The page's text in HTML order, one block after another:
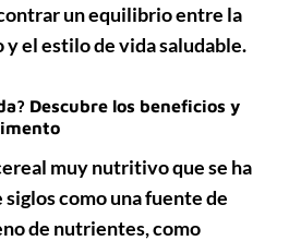
un equilibrio entre la
el estilo de vida saludable.
Descubre los beneficios y
muy nutritivo que se ha
como una fuente de
de nutrientes, como